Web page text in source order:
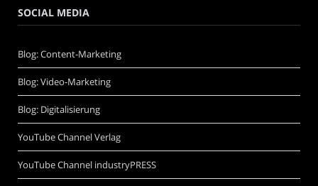
SOCIAL MEDIA
Blog: Content-Marketing
Blog: Video-Marketing
Blog: Digitalisierung
YouTube Channel Verlag
YouTube Channel industryPRESS